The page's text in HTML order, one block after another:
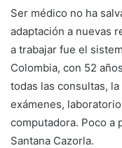
Ser médico no ha
adaptación a nuevas
a trabajar fue el
Colombia, con 52
todas las consultas,
exámenes,
computadora. Poco a
Santana Cazorla.